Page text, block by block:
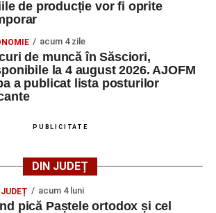
de producție vor fi oprite
acum 4 zile
de muncă în Săsciori,
la 4 august 2026. AJOFM
a publicat lista posturilor
PUBLICITATE
DIN JUDEȚ
acum 4 luni
pică Paștele ortodox și cel